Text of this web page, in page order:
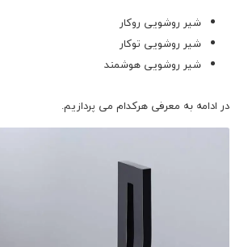
شیر روشویی روکار
شیر روشویی توکار
شیر روشویی هوشمند
در ادامه به معرفی هرکدام می پردازیم.